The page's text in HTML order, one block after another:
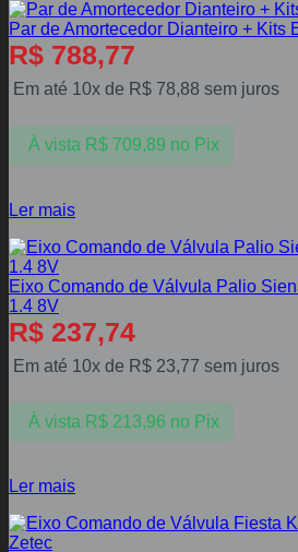
Par de Amortecedor Dianteiro + Kits
R$ 788,77
Em até 10x de R$ 78,88 sem juros
À vista R$709,89 no Pix
Ler mais
Eixo Comando de Válvula Palio
1.4 8V
R$ 237,74
Em até 10x de R$ 23,77 sem juros
À vista R$213,96 no Pix
Ler mais